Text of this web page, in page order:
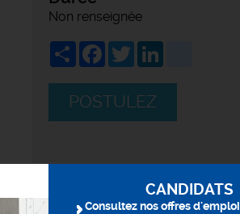
Non renseignée
ShareFacebook
Twitter
POSTULEZ
CANDIDATS
Consultez nos offres d'emploi